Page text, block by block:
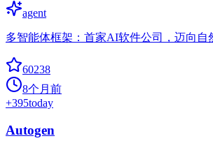
agent
多智能体框架：首家AI软件公司，迈向自
60238
8个月前
+395today
Autogen